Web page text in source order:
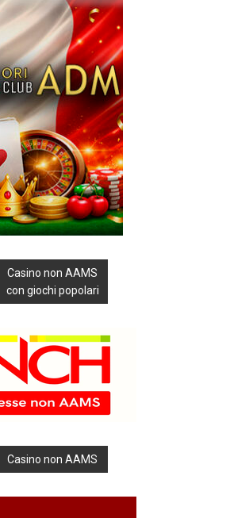
Casino non AAMS
con giochi popolari
Casino non AAMS